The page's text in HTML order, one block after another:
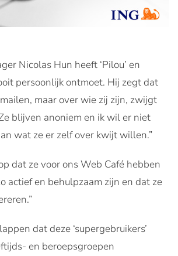
Nicolas Hun heeft ‘Pilou’ en
persoonlijk ontmoet. Hij zegt dat
maar over wie zij zijn, zwijgt
blijven anoniem en ik wil er niet
wat ze er zelf over kwijt willen.”
dat ze voor ons Web Café hebben
actief en behulpzaam zijn en dat ze
dat deze ‘supergebruikers’
en beroepsgroepen